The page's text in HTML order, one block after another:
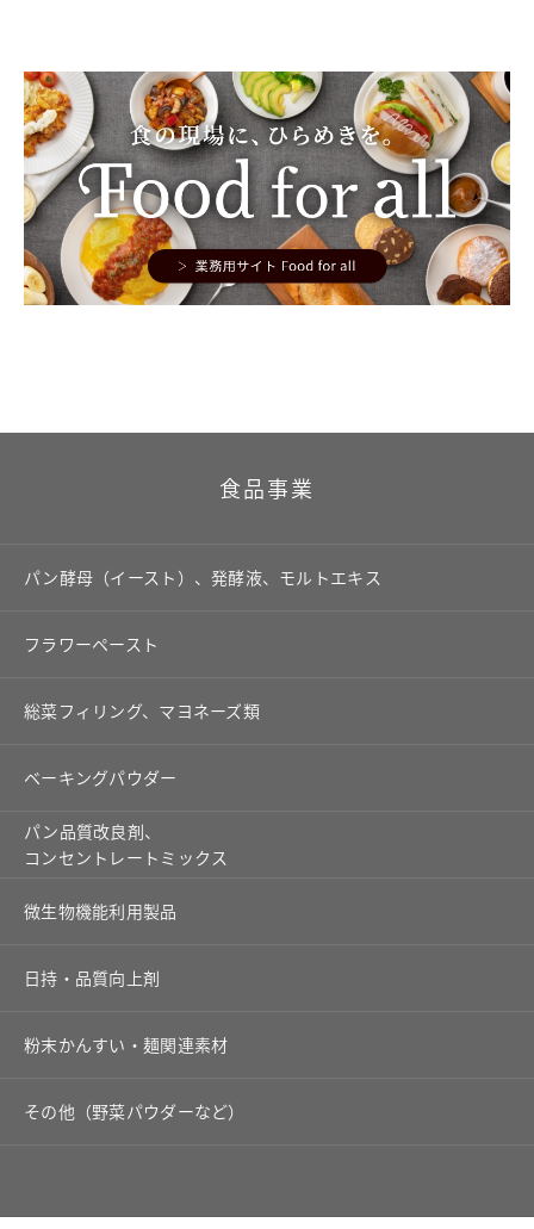
食品事業
パン酵母（イースト）、発酵液、モルトエキス
フラワーペースト
総菜フィリング、マヨネーズ類
ベーキングパウダー
パン品質改良剤、
コンセントレートミックス
微生物機能利用製品
日持・品質向上剤
粉末かんすい・麺関連素材
その他（野菜パウダーなど）